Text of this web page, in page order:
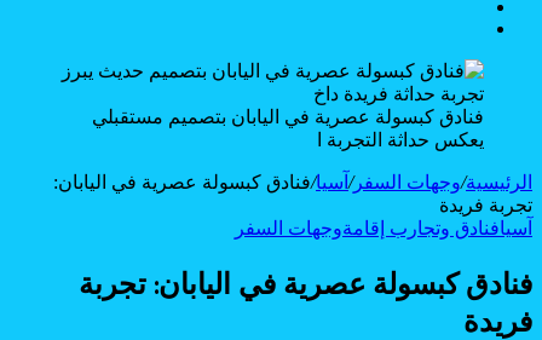
فنادق كبسولة عصرية في اليابان بتصميم مستقبلي
يعكس حداثة التجربة ا
الرئيسية/وجهات السفر/ آسيا/فنادق كبسولة عصرية في اليابان:
تجربة فريدة
آسيافنادق وتجارب إقامةوجهات السفر
فنادق كبسولة عصرية في اليابان: تجربة
فريدة